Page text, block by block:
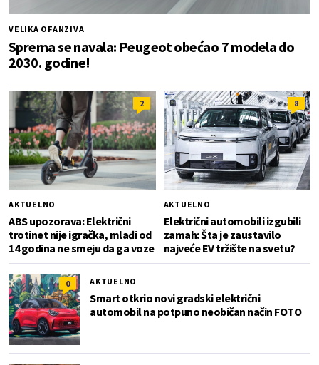
VELIKA OFANZIVA
Sprema se navala: Peugeot obećao 7 modela do
2030. godine!
2
AKTUELNO
ABS upozorava: Električni
trotinet nije igračka, mlađi od
14 godina ne smeju da ga voze
8
AKTUELNO
Električni automobili izgubili
zamah: Šta je zaustavilo
najveće EV tržište na svetu?
0 AKTUELNO
Smart otkrio novi gradski električni
automobil na potpuno neobičan način FOTO